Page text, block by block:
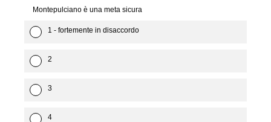
Montepulciano è una meta sicura
1 - fortemente in disaccordo
2
3
4